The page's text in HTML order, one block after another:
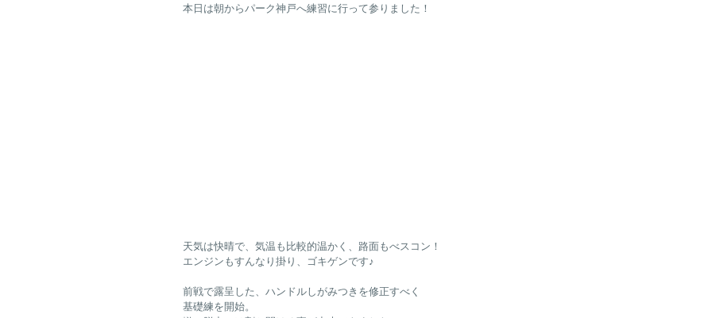
本日は朝からパーク神戸へ練習に行って参りました！
天気は快晴で、気温も比較的温かく、路面もべスコン！
エンジンもすんなり掛り、ゴキゲンです♪
前戦で露呈した、ハンドルしがみつきを修正すべく
基礎練を開始。